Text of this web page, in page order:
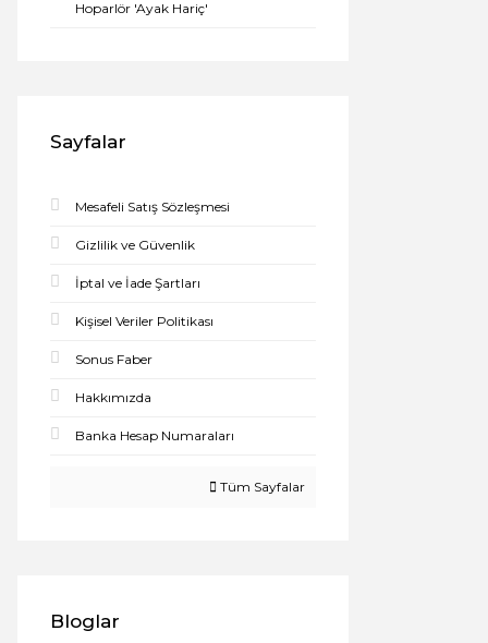
Hoparlör 'Ayak Hariç'
Sayfalar
Mesafeli Satış Sözleşmesi
Gizlilik ve Güvenlik
İptal ve İade Şartları
Kişisel Veriler Politikası
Sonus Faber
Hakkımızda
Banka Hesap Numaraları
Tüm Sayfalar
Bloglar